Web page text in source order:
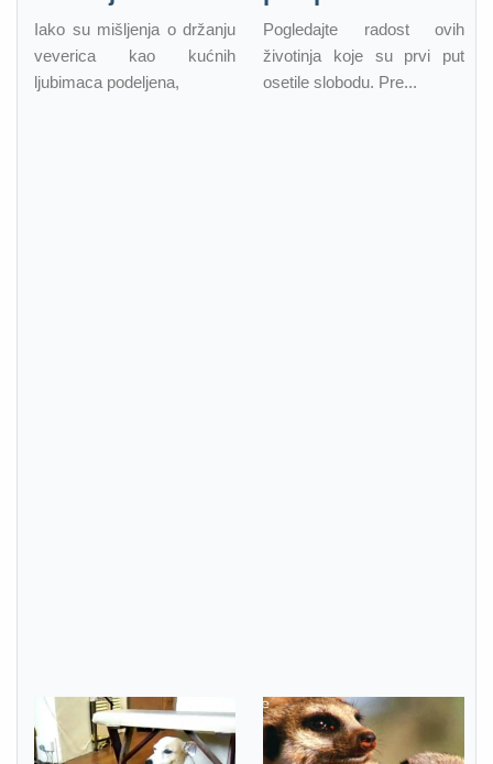
Iako su mišljenja o držanju
veverica kao kućnih
ljubimaca podeljena,
Pogledajte radost ovih
životinja koje su prvi put
osetile slobodu. Pre...